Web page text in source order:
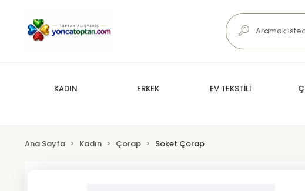
KADIN ERKEK EV TEKSTİLİ
Ana Sayfa Kadın Çorap Soket Çorap